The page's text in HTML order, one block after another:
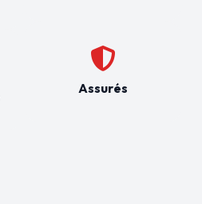
Assurés